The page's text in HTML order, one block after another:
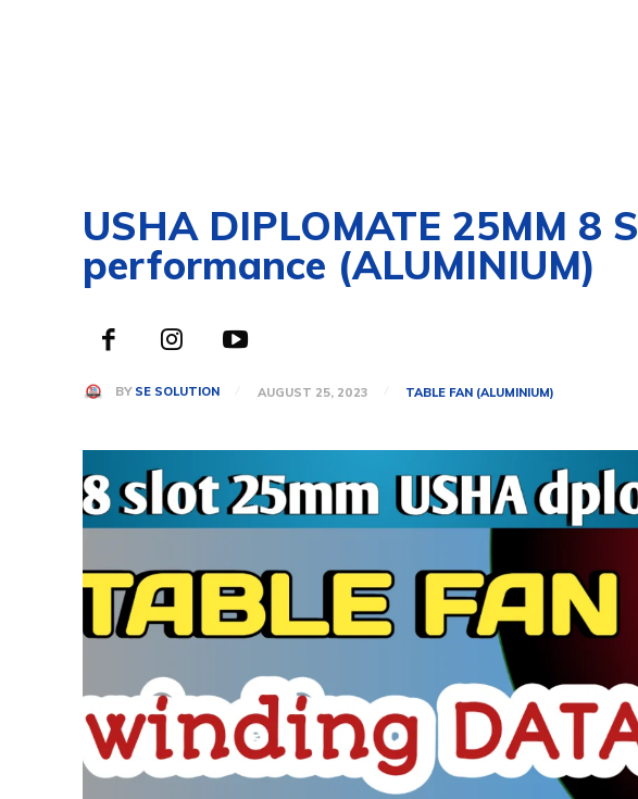
USHA DIPLOMATE 25MM 8
performance (ALUMINIUM)
BY SE SOLUTION AUGUST 25, 2023 TABLE FAN (ALUMINIUM)